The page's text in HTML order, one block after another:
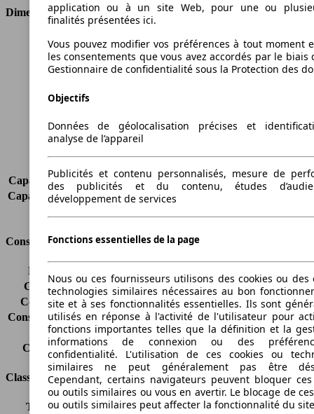
Dimensions
Longueur
5295 mm
Hauteur
1499 mm
Largeur
1905 mm
Poids maximum
Charge maximale
500 kg
Portes
Capacité de remorquage (sans freins) -
Capacité de remorquage (avec freins)
Consommation
Émissions de CO2*
Consommation (ville)
-
Consommation (route)
-
Consommation (combinée)* 14.2 l/100km
Classe d'émissions
Euro 6d-TEMP
Capacité du réservoir
80 l
Classes d'assurance
Tous risques
-
application ou à un site Web, pour une ou
finalités présentées ici.
Vous pouvez modifier vos préférences à tout moment
les consentements que vous avez accordés par le biais
Gestionnaire de confidentialité sous la Protection des
Objectifs
Données de géolocalisation précises et
analyse de l’appareil
Publicités et contenu personnalisés, mesure de
des publicités et du contenu, études
développement de services
Fonctions essentielles de la page
Nous ou ces fournisseurs utilisons des cookies ou des
technologies similaires nécessaires au bon
site et à ses fonctionnalités essentielles. Ils sont
utilisés en réponse à l'activité de l'utilisateur pour
fonctions importantes telles que la définition et la
informations de connexion ou des
confidentialité. L'utilisation de ces cookies ou
similaires ne peut généralement pas être
Cependant, certains navigateurs peuvent bloquer ces
ou outils similaires ou vous en avertir. Le blocage de
ou outils similaires peut affecter la fonctionnalité du